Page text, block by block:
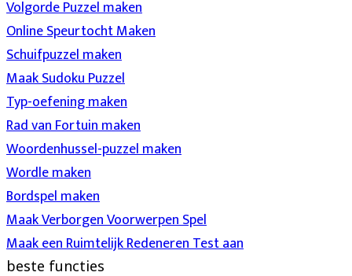
Volgorde Puzzel maken
Online Speurtocht Maken
Schuifpuzzel maken
Maak Sudoku Puzzel
Typ-oefening maken
Rad van Fortuin maken
Woordenhussel-puzzel maken
Wordle maken
Bordspel maken
Maak Verborgen Voorwerpen Spel
Maak een Ruimtelijk Redeneren Test aan
beste functies